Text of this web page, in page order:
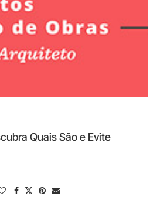
Quais São e Evite